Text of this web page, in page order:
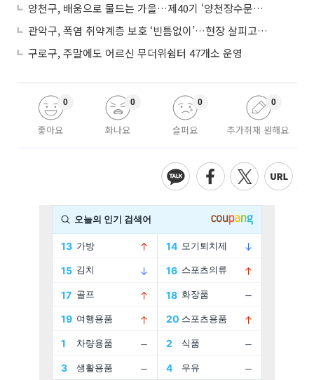
양천구, 배움으로 물드는 가을…제40기 ‘양천장수문화대학’ 수강생 모집
관악구, 폭염 취약계층 보호 ‘빈틈없이’…현장 살피고 지원 넓힌다
구로구, 주말에도 어르신 무더위쉼터 47개소 운영
좋아요
0
화나요
0
슬퍼요
0
추가취재 원해요
0